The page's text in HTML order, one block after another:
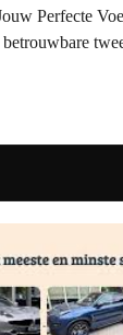
Perfecte
betrouwbare